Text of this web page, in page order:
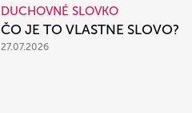
DUCHOVNÉ SLOVKO
ČO JE TO VLASTNE SLOVO?
27.07.2026